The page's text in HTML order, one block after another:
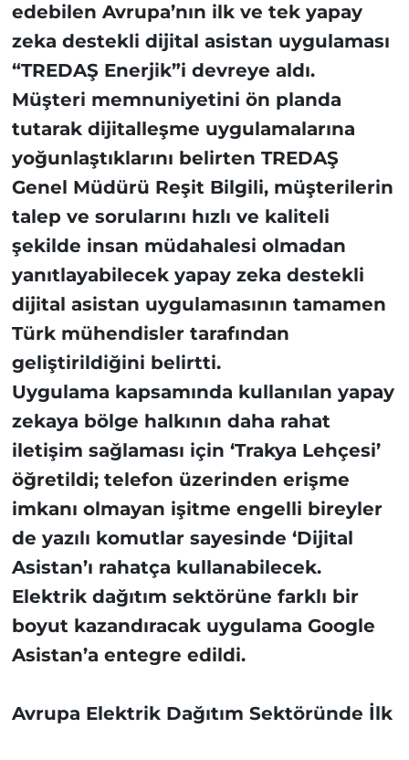
edebilen Avrupa’nın ilk ve tek yapay
zeka destekli dijital asistan uygulaması
“TREDAŞ Enerjik”i devreye aldı.
Müşteri memnuniyetini ön planda
tutarak dijitalleşme uygulamalarına
yoğunlaştıklarını belirten TREDAŞ
Genel Müdürü Reşit Bilgili, müşterilerin
talep ve sorularını hızlı ve kaliteli
şekilde insan müdahalesi olmadan
yanıtlayabilecek yapay zeka destekli
dijital asistan uygulamasının tamamen
Türk mühendisler tarafından
geliştirildiğini belirtti.
Uygulama kapsamında kullanılan yapay
zekaya bölge halkının daha rahat
iletişim sağlaması için ‘Trakya Lehçesi’
öğretildi; telefon üzerinden erişme
imkanı olmayan işitme engelli bireyler
de yazılı komutlar sayesinde ‘Dijital
Asistan’ı rahatça kullanabilecek.
Elektrik dağıtım sektörüne farklı bir
boyut kazandıracak uygulama Google
Asistan’a entegre edildi.
Avrupa Elektrik Dağıtım Sektöründe İlk